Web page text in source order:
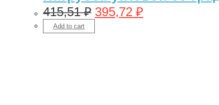
415,51₽ 395,72 ₽
Add to cart